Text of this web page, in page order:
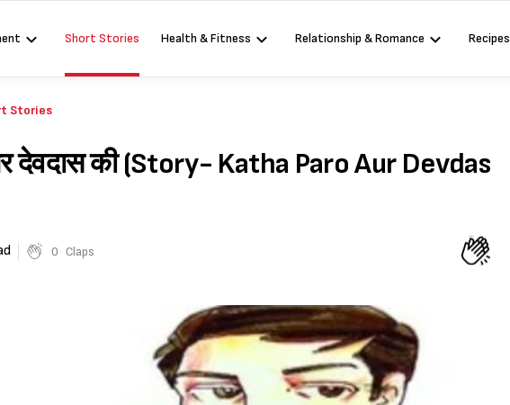
Short Stories Health & Fitness Relationship & Romance Recipes
Stories
देवदास की (Story- Katha Paro Aur Devdas
0 Claps